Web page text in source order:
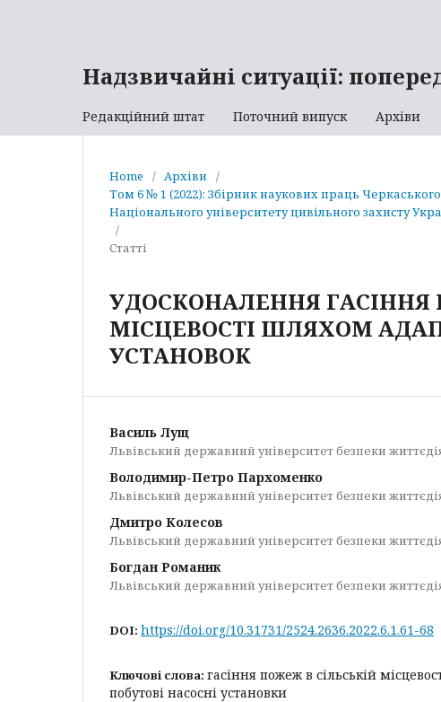
Надзвичайні ситуації:
Редакційний штат Поточний випуск Архіви
Home / Архіви
/
Том 6 № 1 (2022): Збірник наукових праць
Національного університету цивільного захисту
/
Статті
УДОСКОНАЛЕННЯ ГАСІННЯ
МІСЦЕВОСТІ ШЛЯХОМ
УСТАНОВОК
Василь Лущ
Львівський державний університет безпеки
Володимир-Петро Пархоменко
Львівський державний університет безпеки
Дмитро Колесов
Львівський державний університет безпеки
Богдан Романик
Львівський державний університет безпеки
DOI: https://doi.org/10.31731/2524.2636.2022.6.1.61-68
Ключові слова: гасіння пожеж в сільській
побутові насосні установки